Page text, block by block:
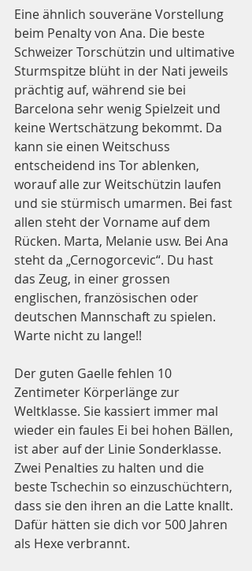
Eine ähnlich souveräne Vorstellung
beim Penalty von Ana. Die beste
Schweizer Torschützin und ultimative
Sturmspitze blüht in der Nati jeweils
prächtig auf, während sie bei
Barcelona sehr wenig Spielzeit und
keine Wertschätzung bekommt. Da
kann sie einen Weitschuss
entscheidend ins Tor ablenken,
worauf alle zur Weitschützin laufen
und sie stürmisch umarmen. Bei fast
allen steht der Vorname auf dem
Rücken. Marta, Melanie usw. Bei Ana
steht da „Cernogorcevic“. Du hast
das Zeug, in einer grossen
englischen, französischen oder
deutschen Mannschaft zu spielen.
Warte nicht zu lange!!
Der guten Gaelle fehlen 10
Zentimeter Körperlänge zur
Weltklasse. Sie kassiert immer mal
wieder ein faules Ei bei hohen Bällen,
ist aber auf der Linie Sonderklasse.
Zwei Penalties zu halten und die
beste Tschechin so einzuschüchtern,
dass sie den ihren an die Latte knallt.
Dafür hätten sie dich vor 500 Jahren
als Hexe verbrannt.